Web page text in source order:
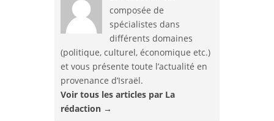
composée de
spécialistes dans
différents domaines
(politique, culturel, économique etc.)
et vous présente toute l’actualité en
provenance d’Israël.
Voir tous les articles par La
rédaction →